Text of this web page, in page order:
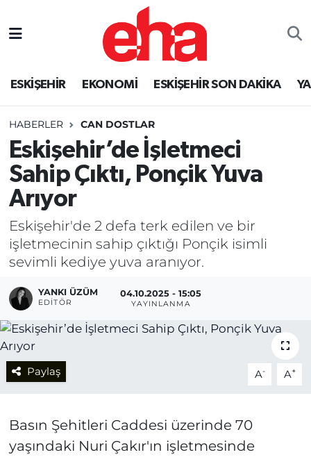
ESKİŞEHİR EKONOMİ ESKİŞEHİR SON DAKİKA
HABERLER CAN DOSTLAR
Eskişehir’de İşletmeci
Sahip Çıktı, Ponçik Yuva
Arıyor
Eskişehir'de 2 defa terk edilen ve bir
işletmecinin sahip çıktığı Ponçik isimli
sevimli kediye yuva aranıyor.
YANKI ÜZÜM
EDITÖR
04.10.2025 - 15:05
YAYINLANMA
Paylaş A- A+
Basın Şehitleri Caddesi üzerinde 70
yaşındaki Nuri Çakır'ın işletmesinde